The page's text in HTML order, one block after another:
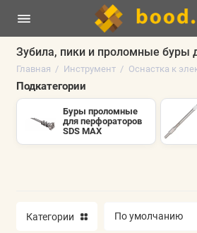
Зубила, пики и проломные буры
Главная Инструмент Оснастка к
Электроинструменты
Оснастка к электроинструменту
Подкатегории
Буры проломные
для перфораторов
SDS MAX
Категории